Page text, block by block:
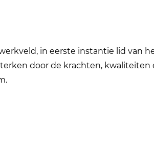
in eerste instantie lid van
door de krachten, kwaliteiten